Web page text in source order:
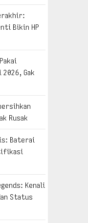
Bikin HP
Gak
Rusak
Baterai
Kenali
Status